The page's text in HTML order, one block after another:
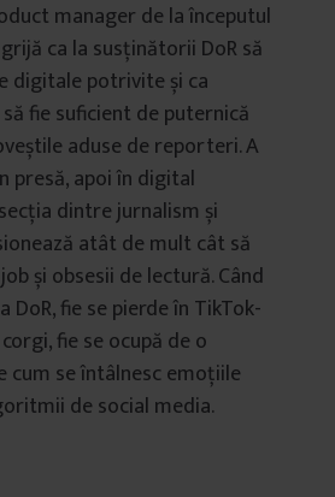
manager de la începutul
ca la susținătorii DoR să
digitale potrivite și ca
fie suficient de puternică
aduse de reporteri. A
presă, apoi în digital
dintre jurnalism și
atât de mult cât să
și obsesii de lectură. Când
DoR, fie se pierde în TikTok-
fie se ocupă de o
cum se întâlnesc emoțiile
de social media.